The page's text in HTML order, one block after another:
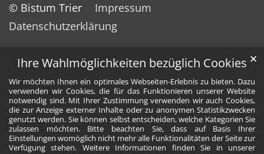
Ihre Wahlmöglichkeiten bezüglich Cookies
Wir möchten Ihnen ein optimales Webseiten-Erlebnis zu bieten. Dazu
verwenden wir Cookies, die für das Funktionieren unserer Website
notwendig sind. Mit Ihrer Zustimmung verwenden wir auch Cookies,
die zur Anzeige externer Inhalte oder zu anonymen Statistikzwecken
genutzt werden. Sie können selbst entscheiden, welche Kategorien Sie
zulassen möchten. Bitte beachten Sie, dass auf Basis Ihrer
Einstellungen womöglich nicht mehr alle Funktionalitäten der Seite zur
Verfügung stehen. Weitere Informationen finden Sie in unserer
✕
© Bistum Trier
Impressum
Datenschutzerklärung